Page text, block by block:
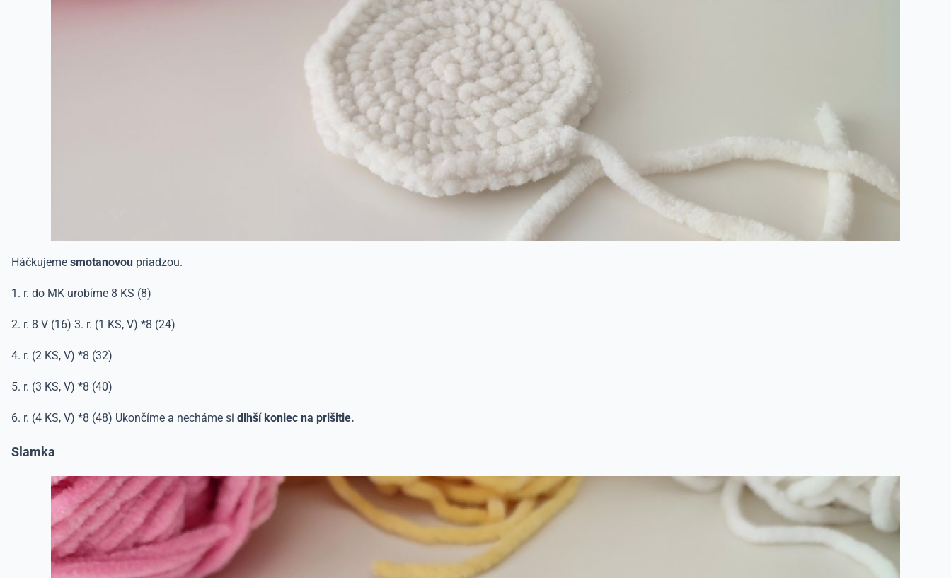
Háčkujeme smotanovou priadzou.
1. r. do MK urobíme 8 KS (8)
2. r. 8 V (16) 3. r. (1 KS, V) *8 (24)
4. r. (2 KS, V) *8 (32)
5. r. (3 KS, V) *8 (40)
6. r. (4 KS, V) *8 (48) Ukončíme a necháme si dlhší koniec na prišitie.
Slamka